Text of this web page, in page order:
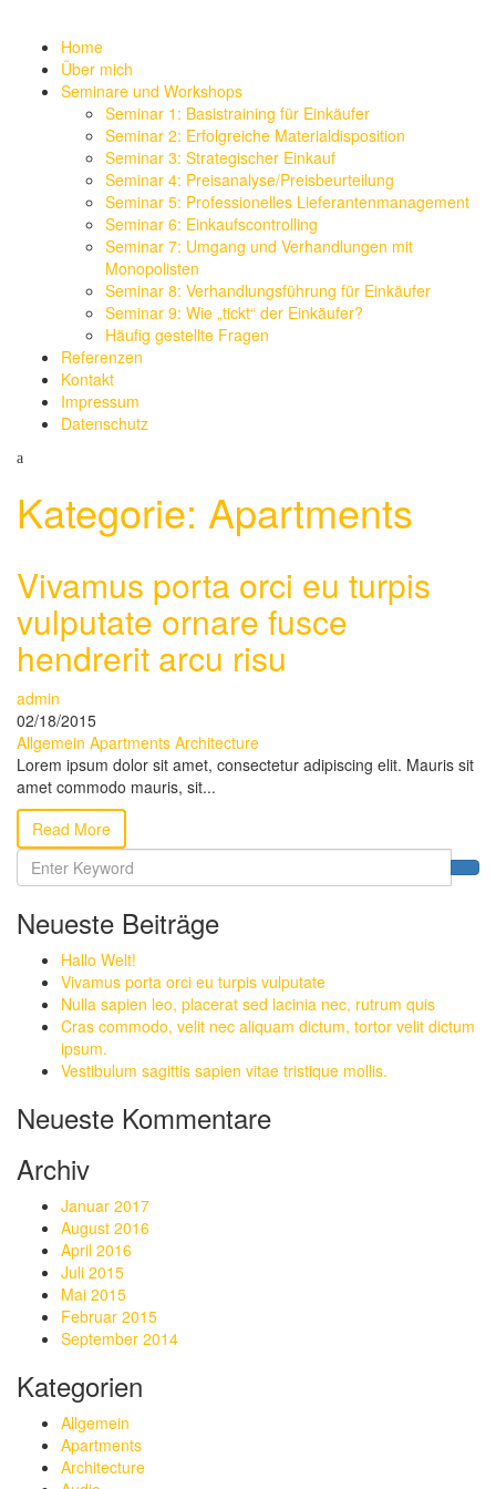
Home
Über mich
Seminare und Workshops
Seminar 1: Basistraining für Einkäufer
Seminar 2: Erfolgreiche Materialdisposition
Seminar 3: Strategischer Einkauf
Seminar 4: Preisanalyse/Preisbeurteilung
Seminar 5: Professionelles Lieferantenmanagement
Seminar 6: Einkaufscontrolling
Seminar 7: Umgang und Verhandlungen mit
Monopolisten
Seminar 8: Verhandlungsführung für Einkäufer
Seminar 9: Wie „tickt“ der Einkäufer?
Häufig gestellte Fragen
Referenzen
Kontakt
Impressum
Datenschutz
Kategorie: Apartments
Vivamus porta orci eu turpis
vulputate ornare fusce
hendrerit arcu risu
admin
02/18/2015
Allgemein Apartments Architecture
Lorem ipsum dolor sit amet, consectetur adipiscing elit. Mauris sit
amet commodo mauris, sit...
Read More
Neueste Beiträge
Hallo Welt!
Vivamus porta orci eu turpis vulputate
Nulla sapien leo, placerat sed lacinia nec, rutrum quis
Cras commodo, velit nec aliquam dictum, tortor velit dictum
ipsum.
Vestibulum sagittis sapien vitae tristique mollis.
Neueste Kommentare
Archiv
Januar 2017
August 2016
April 2016
Juli 2015
Mai 2015
Februar 2015
September 2014
Kategorien
Allgemein
Apartments
Architecture